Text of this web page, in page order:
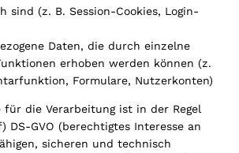
sind (z. B. Session-Cookies, Login-
Daten, die durch einzelne
erhoben werden können (z.
Formulare, Nutzerkonten)
für die Verarbeitung ist in der Regel
DS-GVO (berechtigtes Interesse an
sicheren und technisch